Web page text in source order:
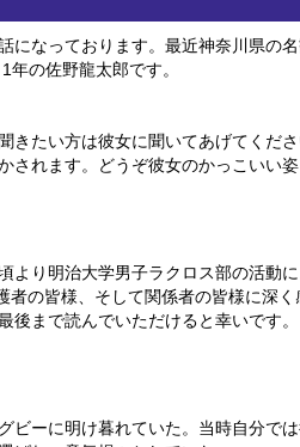
になっております。最近神奈川県の
年の佐野龍太郎です。
きたい方は彼女に聞いてあげてくだ
されます。どうぞ彼女のかっこいい
より明治大学男子ラクロス部の活動
者の皆様、そして関係者の皆様に深
後まで読んでいただけると幸いです。
ビーに明け暮れていた。当時自分で